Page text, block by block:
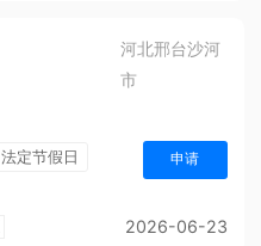
河北邢台沙河
市
法定节假日
申请
2026-06-23